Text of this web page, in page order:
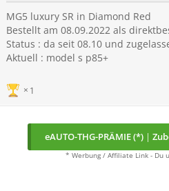
MG5 luxury SR in Diamond Red
Bestellt am 08.09.2022 als
Status : da seit 08.10 und
Aktuell : model s p85+
1
eAUTO-THG-PRÄMIE (*) |
* Werbung / Affiliate Link - Du